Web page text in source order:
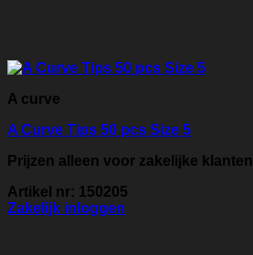
A curve
A Curve Tips 50 pcs Size 5
Prijzen alleen voor zakelijke klanten
Artikel nr: 150205
Zakelijk inloggen